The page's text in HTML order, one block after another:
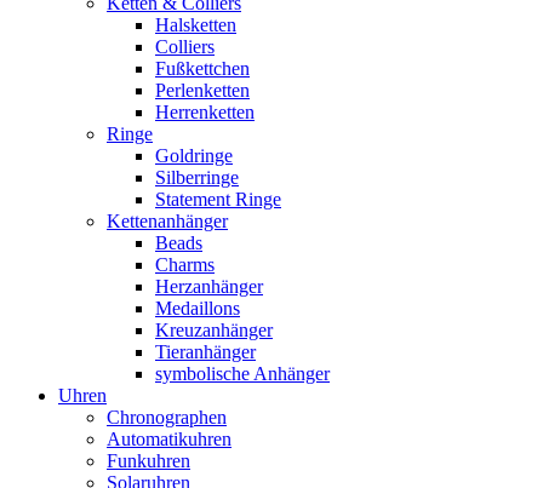
Halsketten
Colliers
Fußkettchen
Perlenketten
Herrenketten
Ringe
Goldringe
Silberringe
Statement Ringe
Kettenanhänger
Beads
Charms
Herzanhänger
Medaillons
Kreuzanhänger
Tieranhänger
symbolische Anhänger
Uhren
Chronographen
Automatikuhren
Funkuhren
Solaruhren